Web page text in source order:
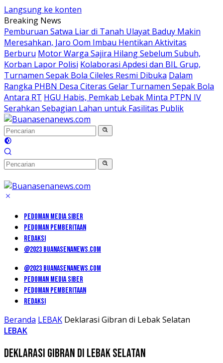
Langsung ke konten
Breaking News
Pemburuan Satwa Liar di Tanah Ulayat Baduy Makin
Meresahkan, Jaro Oom Imbau Hentikan Aktivitas
Berburu Motor Warga Sajira Hilang Sebelum Subuh,
Korban Lapor Polisi Kolaborasi Apdesi dan BIL Grup,
Turnamen Sepak Bola Cileles Resmi Dibuka Dalam
Rangka PHBN Desa Citeras Gelar Turnamen Sepak Bola
Antara RT HGU Habis, Pemkab Lebak Minta PTPN IV
Serahkan Sebagian Lahan untuk Fasilitas Publik
PEDOMAN MEDIA SIBER
PEDOMAN PEMBERITAAN
REDAKSI
@2023 BUANASENANEWS.COM
@2023 BUANASENANEWS.COM
PEDOMAN MEDIA SIBER
PEDOMAN PEMBERITAAN
REDAKSI
Beranda LEBAK Deklarasi Gibran di Lebak Selatan
LEBAK
Deklarasi Gibran di Lebak Selatan